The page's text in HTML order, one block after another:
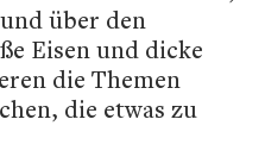
über den
Eisen und dicke
die Themen
die etwas zu